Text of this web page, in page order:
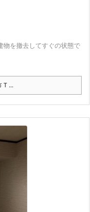
物を撤去してすぐの状態で
T ...